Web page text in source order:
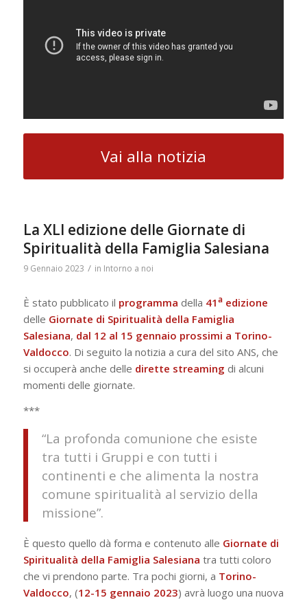
Vai alla notizia
La XLI edizione delle Giornate di
Spiritualità della Famiglia Salesiana
9 Gennaio 2023 / in Intorno a noi
È stato pubblicato il programma della 41a edizione
delle Giornate di Spiritualità della Famiglia
Salesiana, dal 12 al 15 gennaio prossimi a Torino-
Valdocco. Di seguito la notizia a cura del sito ANS, che
si occuperà anche delle dirette streaming di alcuni
momenti delle giornate.
***
“La profonda comunione che esiste
tra tutti i Gruppi e con tutti i
continenti e che alimenta la nostra
comune spiritualità al servizio della
missione”.
È questo quello dà forma e contenuto alle Giornate di
Spiritualità della Famiglia Salesiana tra tutti coloro
che vi prendono parte. Tra pochi giorni, a Torino-
Valdocco, (12-15 gennaio 2023) avrà luogo una nuova